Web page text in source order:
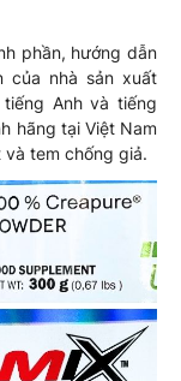
phần, hướng dẫn
của nhà sản xuất
Anh và tiếng
hãng tại Việt Nam
và tem chống giả.